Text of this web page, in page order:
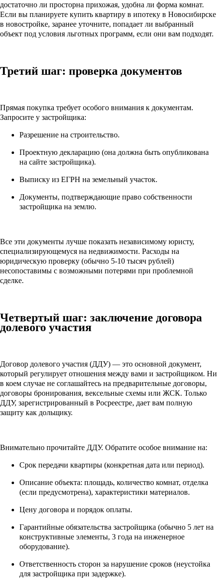
достаточно ли просторна прихожая, удобна ли форма комнат.
Если вы планируете купить квартиру в ипотеку в Новосибирске
в новостройке, заранее уточните, попадает ли выбранный
объект под условия льготных программ, если они вам подходят.
Третий шаг: проверка документов
Прямая покупка требует особого внимания к документам.
Запросите у застройщика:
Разрешение на строительство.
Проектную декларацию (она должна быть опубликована
на сайте застройщика).
Выписку из ЕГРН на земельный участок.
Документы, подтверждающие право собственности
застройщика на землю.
Все эти документы лучше показать независимому юристу,
специализирующемуся на недвижимости. Расходы на
юридическую проверку (обычно 5-10 тысяч рублей)
несопоставимы с возможными потерями при проблемной
сделке.
Четвертый шаг: заключение договора
долевого участия
Договор долевого участия (ДДУ) — это основной документ,
который регулирует отношения между вами и застройщиком. Ни
в коем случае не соглашайтесь на предварительные договоры,
договоры бронирования, вексельные схемы или ЖСК. Только
ДДУ, зарегистрированный в Росреестре, дает вам полную
защиту как дольщику.
Внимательно прочитайте ДДУ. Обратите особое внимание на:
Срок передачи квартиры (конкретная дата или период).
Описание объекта: площадь, количество комнат, отделка
(если предусмотрена), характеристики материалов.
Цену договора и порядок оплаты.
Гарантийные обязательства застройщика (обычно 5 лет на
конструктивные элементы, 3 года на инженерное
оборудование).
Ответственность сторон за нарушение сроков (неустойка
для застройщика при задержке).